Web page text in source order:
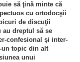
să ţină minte că
cu ortodocşii
de discuţii
dreptul să se
confesional şi inter-
un topic din alt
unui